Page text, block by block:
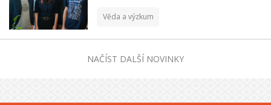
Věda a výzkum
NAČÍST DALŠÍ NOVINKY